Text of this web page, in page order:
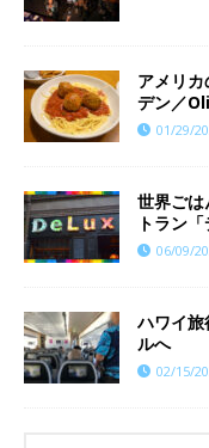
アメリ
デン／
01/29/
世界ご
トラン
06/09/
ハワイ
ルへ
02/15/